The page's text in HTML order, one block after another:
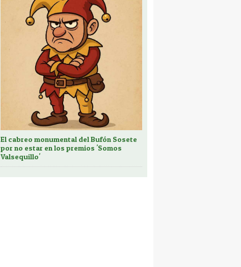
El cabreo monumental del Bufón Sosete
por no estar en los premios 'Somos
Valsequillo'